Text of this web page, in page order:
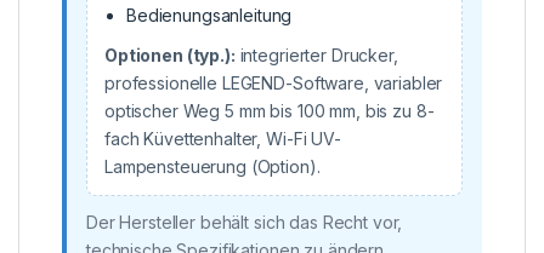
Bedienungsanleitung
Optionen (typ.): integrierter Drucker,
professionelle LEGEND-Software, variabler
optischer Weg 5 mm bis 100 mm, bis zu 8-
fach Küvettenhalter, Wi-Fi UV-
Lampensteuerung (Option).
Der Hersteller behält sich das Recht vor,